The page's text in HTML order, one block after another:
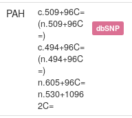
PAH
c.509+96C=
(n.509+96C
=)
c.494+96C=
(n.494+96C
=)
n.605+96C=
n.530+1096
2C=
dbSNP